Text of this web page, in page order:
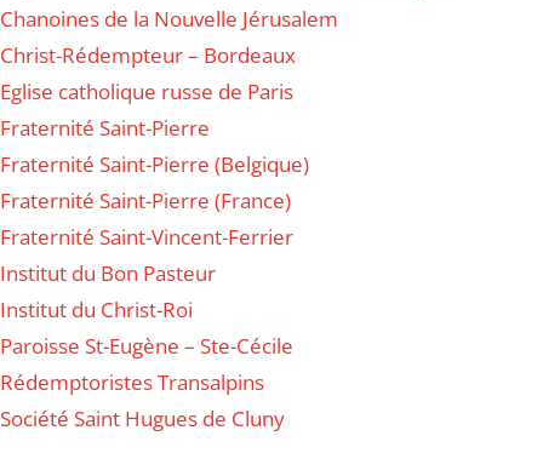
Chanoines de la Nouvelle Jérusalem
Christ-Rédempteur – Bordeaux
Eglise catholique russe de Paris
Fraternité Saint-Pierre
Fraternité Saint-Pierre (Belgique)
Fraternité Saint-Pierre (France)
Fraternité Saint-Vincent-Ferrier
Institut du Bon Pasteur
Institut du Christ-Roi
Paroisse St-Eugène – Ste-Cécile
Rédemptoristes Transalpins
Société Saint Hugues de Cluny